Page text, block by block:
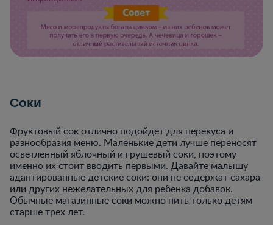
Соки
Фруктовый сок отлично подойдет для перекуса и
разнообразия меню. Маленькие дети лучше переносят
осветленный яблочный и грушевый соки, поэтому
именно их стоит вводить первыми. Давайте малышу
адаптированные детские соки: они не содержат сахара
или других нежелательных для ребенка добавок.
Обычные магазинные соки можно пить только детям
старше трех лет.